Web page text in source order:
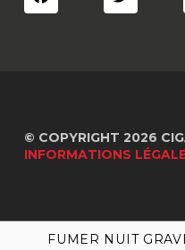
FUMER NUIT
© COPYRIGHT 2026
INFORMATIONS
FUMER NUIT